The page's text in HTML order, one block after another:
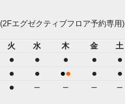
(2Fエグゼクティブフロア予約専用)
火 水 木 金
土
● ● ● ● ●
● ● ●● ● ●
● – – – –